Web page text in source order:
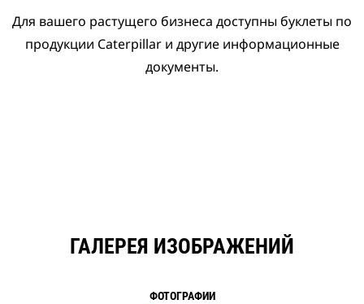
Для вашего растущего бизнеса доступны буклеты по
продукции Caterpillar и другие информационные
документы.
ГАЛЕРЕЯ ИЗОБРАЖЕНИЙ
ФОТОГРАФИИ